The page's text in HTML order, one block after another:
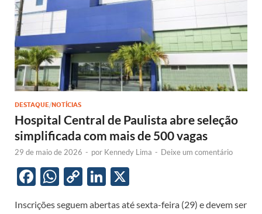
DESTAQUE/NOTÍCIAS
Hospital Central de Paulista abre seleção
simplificada com mais de 500 vagas
29 de maio de 2026 - por Kennedy Lima - Deixe um comentário
F
W C
Li
Inscrições seguem abertas até sexta-feira (29) e devem ser